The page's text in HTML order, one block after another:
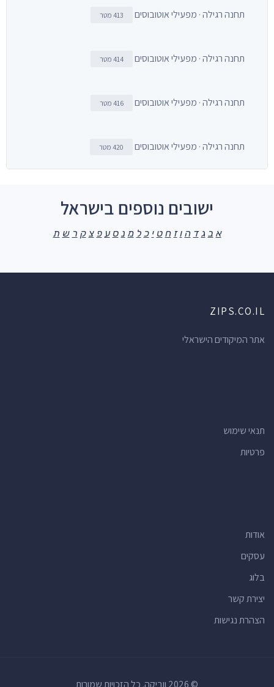
תחנה רגילה · מפעילי אוטובוסים 413 מטר
תחנה רגילה · מפעילי אוטובוסים 414 מטר
תחנה רגילה · מפעילי אוטובוסים 416 מטר
תחנה רגילה · מפעילי אוטובוסים 420 מטר
ישובים נוספים בישראל
א ב ג ד ה ו ז ח ט י כ ל מ נ ס ע פ צ ק ר ש ת
ZIPS.CO.IL
אתר המיקודים הישראלי
תנאי שימוש
פרטיות
אודות
עסקים
בלוג
יצירת קשר
הצהרת נגישות